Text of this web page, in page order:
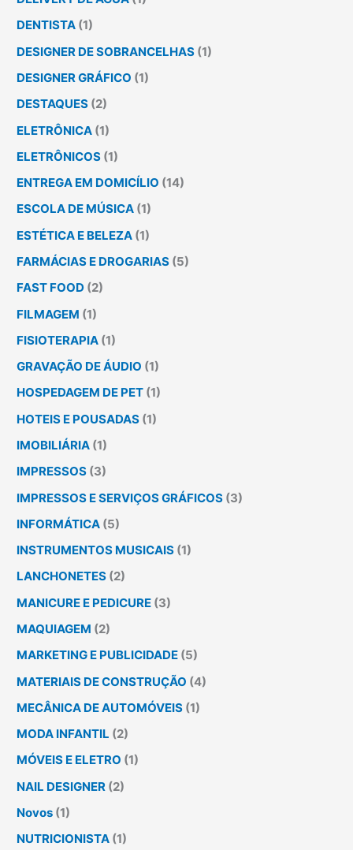
DENTISTA (1)
DESIGNER DE SOBRANCELHAS (1)
DESIGNER GRÁFICO (1)
DESTAQUES (2)
ELETRÔNICA (1)
ELETRÔNICOS (1)
ENTREGA EM DOMICÍLIO (14)
ESCOLA DE MÚSICA (1)
ESTÉTICA E BELEZA (1)
FARMÁCIAS E DROGARIAS (5)
FAST FOOD (2)
FILMAGEM (1)
FISIOTERAPIA (1)
GRAVAÇÃO DE ÁUDIO (1)
HOSPEDAGEM DE PET (1)
HOTEIS E POUSADAS (1)
IMOBILIÁRIA (1)
IMPRESSOS (3)
IMPRESSOS E SERVIÇOS GRÁFICOS (3)
INFORMÁTICA (5)
INSTRUMENTOS MUSICAIS (1)
LANCHONETES (2)
MANICURE E PEDICURE (3)
MAQUIAGEM (2)
MARKETING E PUBLICIDADE (5)
MATERIAIS DE CONSTRUÇÃO (4)
MECÂNICA DE AUTOMÓVEIS (1)
MODA INFANTIL (2)
MÓVEIS E ELETRO (1)
NAIL DESIGNER (2)
Novos (1)
NUTRICIONISTA (1)